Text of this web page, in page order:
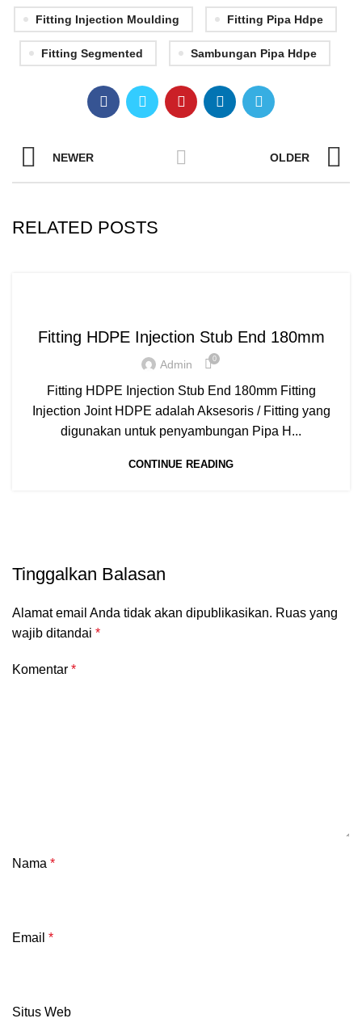
Fitting Injection Moulding Fitting Pipa Hdpe
Fitting Segmented Sambungan Pipa Hdpe
NEWER OLDER
RELATED POSTS
Fitting HDPE Injection Stub End 180mm
Admin 0
Fitting HDPE Injection Stub End 180mm Fitting
Injection Joint HDPE adalah Aksesoris / Fitting yang
digunakan untuk penyambungan Pipa H...
CONTINUE READING
Tinggalkan Balasan
Alamat email Anda tidak akan dipublikasikan. Ruas yang
wajib ditandai *
Komentar *
Nama *
Email *
Situs Web